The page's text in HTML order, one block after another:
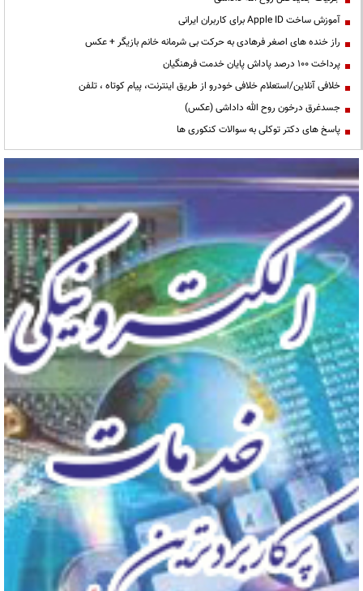
آموزش ساخت Apple ID برای کاربران ایرانی
راز خنده های اصغر فرهادی به حرکت بی شرمانه خانم بازیگر + عکس
پرداخت ۱۰۰ درصد پاداش پایان خدمت فرهنگیان
خلافی آنلاین/استعلام خلافی خودرو از طریق اینترنت، پیام کوتاه ، تلفن
جسدغرق درخون روح الله داداشی (عکس)
پاسخ های دکتر توکلی به سوالات کنکوری ها